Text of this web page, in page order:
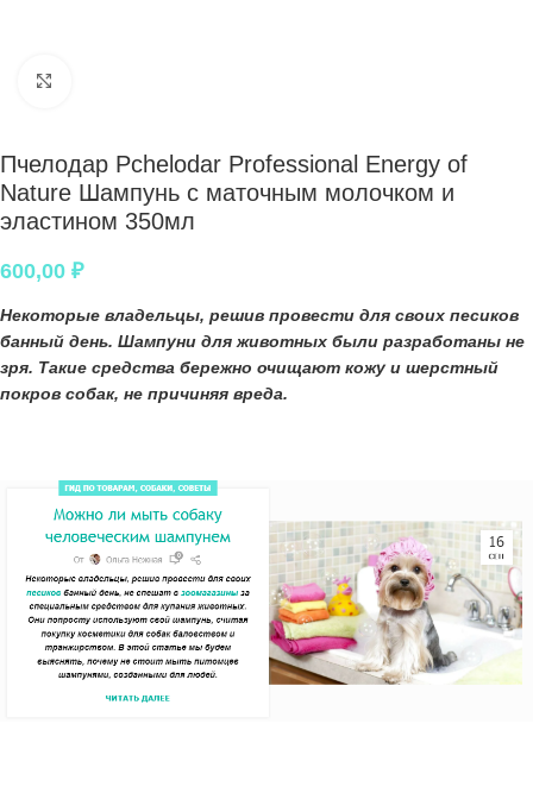
Пчелодар Pchelodar Professional Energy of
Nature Шампунь с маточным молочком и
эластином 350мл
600,00 ₽
Некоторые владельцы, решив провести для своих песиков
банный день. Шампуни для животных были разработаны не
зря. Такие средства бережно очищают кожу и шерстный
покров собак, не причиняя вреда.